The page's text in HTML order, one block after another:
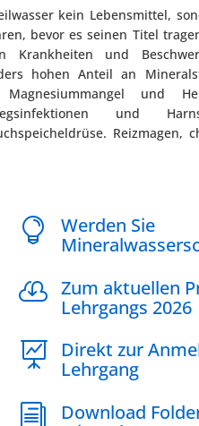
kein Lebensmittel,
bevor es seinen Titel
und
hohen Anteil an
und
und
Reizmagen,

Werden Sie
 Zum aktuellen
Lehrgangs 2026

Direkt zur
Lehrgang
i
Download